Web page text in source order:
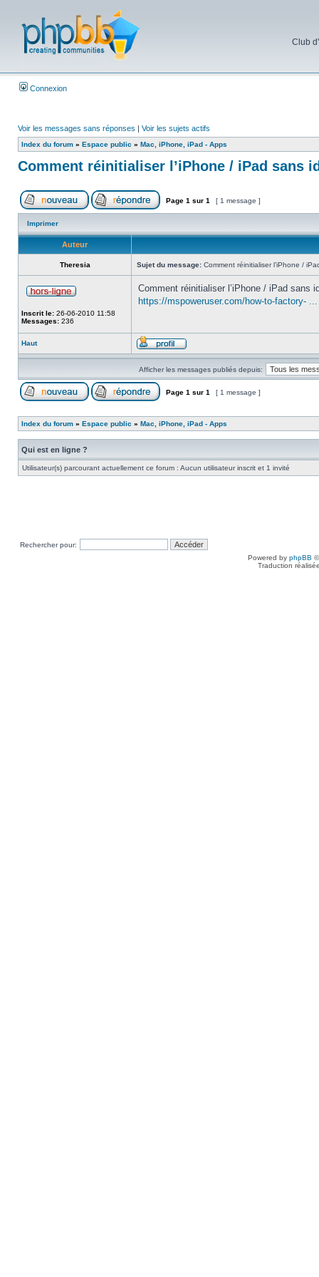
Club
Connexion
Voir les messages sans réponses | Voir les sujets actifs
Index du forum » Espace public » Mac, iPhone, iPad - Apps
Comment réinitialiser l’iPhone / iPad sans
Page 1 sur 1 [ 1 message ]
Imprimer
Auteur
Theresia Sujet du message: Comment réinitialiser l’iPhone /
Inscrit le: 26-06-2010 11:58
Messages: 236
Comment réinitialiser l’iPhone / iPad sans
https://mspoweruser.com/how-to-factory-
Haut
Afficher les messages publiés depuis:
Page 1 sur 1 [ 1 message ]
Index du forum » Espace public » Mac, iPhone, iPad - Apps
Qui est en ligne ?
Utilisateur(s) parcourant actuellement ce forum : Aucun utilisateur inscrit et 1 invité
Rechercher pour:
Powered by phpBB
Traduction